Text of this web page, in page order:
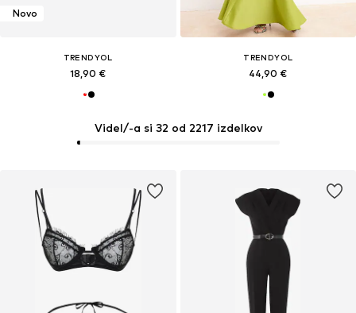
Videl/-a si 32 od 2217 izdelkov
Novo
TRENDYOL
18,90 €
TRENDYOL
44,90 €